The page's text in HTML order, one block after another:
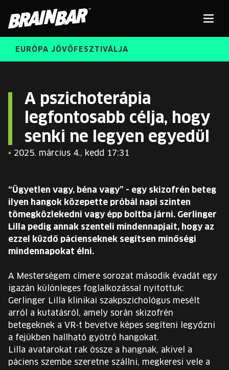
Bar
RÓLUNK
KORÁBBI ELŐADÓK
KARRIER
EURÓPA JÖVŐFESZTIVÁLJA
INGYENES DIÁK- ÉS TANÁRREGISZTRÁCIÓ
JEGYEK
KOSÁR
EURÓPA JÖVŐFESZTIVÁLJA
INGYENES DIÁK- ÉS TANÁRREGISZTRÁCIÓ
JEGYEK
A pszichoterápia
legfontosabb célja, hogy
senki ne legyen egyedül
• 2025. március 4., kedd 17:31
“Ügyetlen vagy, béna vagy” - egy skizofrén beteg
ilyen hangok közepette próbál napi szinten
tömegközlekedni vagy épp boltba járni. Gerlinger
Lilla pedig annak szenteli mindennapjait, hogy az
ezzel küzdő pácienseknek segítsen minőségi
mindennapokat élni.
A Mesterségem címere sorozat második évadát egy
igazán különleges foglalkozással nyitottuk:
Gerlinger Lilla klinikai szakpszichológus mesélt
arról a kutatásról, amely során skizofrén
betegeknek a VR-t bevetve képes segíteni legyőzni
a fejükben hallható gyötrő hangokat.
Lilla avatarokat rak össze a hangnak, akivel a
páciens szembe szeretne szállni, megkeresi vele a